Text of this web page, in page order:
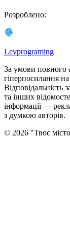
Розроблено:
Levprograming
За умови повного
гіперпосилання
Відповідальність
та інших
інформації —
з думкою авторiв.
© 2026 "Твоє місто